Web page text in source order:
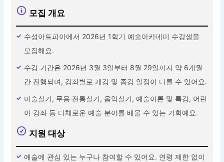
모집 개요
수성아트피아에서 2026년 1학기 예술아카데미 수강생을
모집해요.
수강 기간은 2026년 3월 3일부터 8월 29일까지 약 6개월
간 진행되며, 강좌별로 개강 및 종강 일정이 다를 수 있어요.
미술실기, 무용·전통실기, 음악실기, 예술이론 및 특강, 어린
이 강좌 등 다채로운 예술 분야를 배울 수 있는 기회예요.
지원 대상
예술에 관심 있는 누구나 참여할 수 있어요. 연령 제한 없이